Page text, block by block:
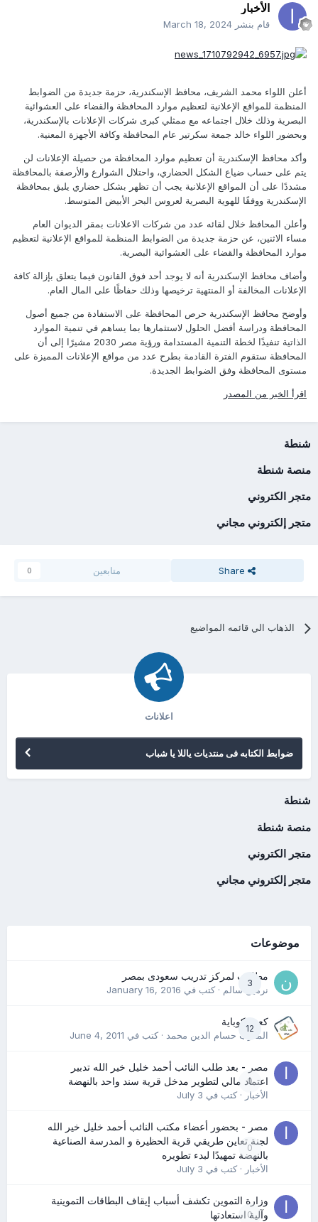
الأخبار
قام بنشر March 18, 2024
أعلن اللواء محمد الشريف، محافظ الإسكندرية، حزمة جديدة من الضوابط
المنظمة للمواقع الإعلانية لتعظيم موارد المحافظة والقضاء على العشوائية
البصرية وذلك خلال اجتماعه مع ممثلي كبرى شركات الإعلانات بالإسكندرية،
وبحضور اللواء خالد جمعة سكرتير عام المحافظة وكافة الأجهزة المعنية.
وأكد محافظ الإسكندرية أن تعظيم موارد المحافظة من حصيلة الإعلانات لن
يتم على حساب ضياع الشكل الحضاري، واحتلال الشوارع والأرصفة بالمحافظة
مشددًا على أن المواقع الإعلانية يجب أن تظهر بشكل حضاري يليق بمحافظة
الإسكندرية ووفقًا للهوية البصرية لعروس البحر الأبيض المتوسط.
وأعلن المحافظ خلال لقائه عدد من شركات الاعلانات بمقر الديوان العام
مساء الاثنين، عن حزمة جديدة من الضوابط المنظمة للمواقع الإعلانية لتعظيم
موارد المحافظة والقضاء على العشوائية البصرية.
وأضاف محافظ الإسكندرية أنه لا يوجد أحد فوق القانون فيما يتعلق بإزالة كافة
الإعلانات المخالفة أو المنتهية ترخيصها وذلك حفاظًا على المال العام.
وأوضح محافظ الإسكندرية حرص المحافظة على الاستفادة من جميع أصول
المحافظة ودراسة أفضل الحلول لاستثمارها بما يساهم في تنمية الموارد
الذاتية تنفيذًا لخطة التنمية المستدامة ورؤية مصر 2030 مشيرًا إلى أن
المحافظة ستقوم الفترة القادمة بطرح عدد من مواقع الإعلانات المميزة على
مستوى المحافظة وفق الضوابط الجديدة.
اقرأ الخبر من المصدر
شنطة
منصة شنطة
متجر الكتروني
متجر إلكتروني مجاني
Share متابعين 0
الذهاب الي قائمه المواضيع
اعلانات
ضوابط الكتابه فى منتديات ياللا يا شباب
شنطة
منصة شنطة
متجر الكتروني
متجر إلكتروني مجاني
موضوعات
3
مطلوب لمركز تدريب سعودى بمصر
نرمين سالم· كتب في January 16, 2016
12
كعب كوباية
المدرب حسام الدين محمد· كتب في June 4, 2011
0
مصر - بعد طلب النائب أحمد خليل خير الله تدبير
اعتماد مالي لتطوير مدخل قرية سند واحد بالنهضة
الأخبار· كتب في July 3
0
مصر - بحضور أعضاء مكتب النائب أحمد خليل خير الله
لجنة تعاين طريقي قرية الحظيرة و المدرسة الصناعية
بالنهضة تمهيدًا لبدء تطويره
الأخبار· كتب في July 3
0
وزارة التموين تكشف أسباب إيقاف البطاقات التموينية
وآلية استعادتها